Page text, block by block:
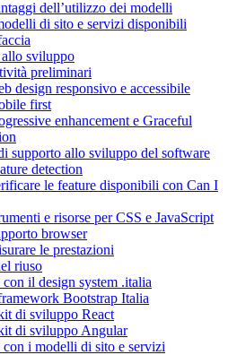
dell’utilizzo dei modelli
di sito e servizi disponibili
sviluppo
preliminari
design responsivo e accessibile
first
enhancement e Graceful
supporto allo sviluppo del software
detection
le feature disponibili con Can I
e risorse per CSS e JavaScript
browser
le prestazioni
riuso
il design system .italia
Bootstrap Italia
di sviluppo React
di sviluppo Angular
i modelli di sito e servizi